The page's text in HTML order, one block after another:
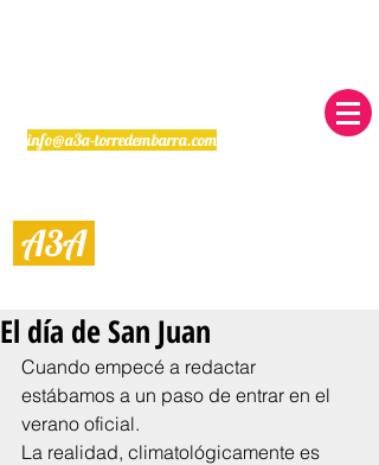
info@a3a-torredembarra.com
A3A
El día de San Juan
Cuando empecé a redactar
estábamos a un paso de entrar en el
verano oficial.
La realidad, climatológicamente es